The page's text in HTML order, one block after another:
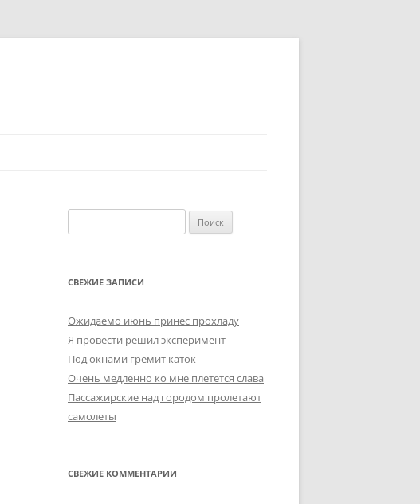
СВЕЖИЕ ЗАПИСИ
Ожидаемо июнь принес прохладу
Я провести решил эксперимент
Под окнами гремит каток
Очень медленно ко мне плетется слава
Пассажирские над городом пролетают
самолеты
СВЕЖИЕ КОММЕНТАРИИ